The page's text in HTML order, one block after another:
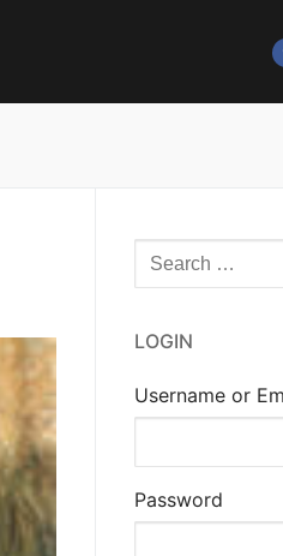
Rechercher
:
LOGIN
Username or
Password